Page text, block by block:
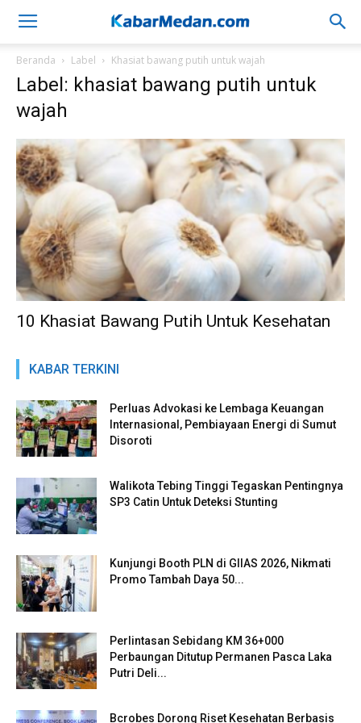
Beranda Label Khasiat bawang putih untuk wajah
Label: khasiat bawang putih untuk
wajah
10 Khasiat Bawang Putih Untuk Kesehatan
KABAR TERKINI
Perluas Advokasi ke Lembaga Keuangan
Internasional, Pembiayaan Energi di Sumut
Disoroti
Walikota Tebing Tinggi Tegaskan Pentingnya
SP3 Catin Untuk Deteksi Stunting
Kunjungi Booth PLN di GIIAS 2026, Nikmati
Promo Tambah Daya 50...
Perlintasan Sebidang KM 36+000
Perbaungan Ditutup Permanen Pasca Laka
Putri Deli...
Bcrobes Dorong Riset Kesehatan Berbasis